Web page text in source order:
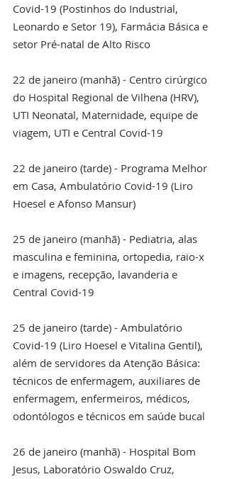
Covid-19 (Postinhos do Industrial,
Leonardo e Setor 19), Farmácia Básica e
setor Pré-natal de Alto Risco
22 de janeiro (manhã) - Centro cirúrgico
do Hospital Regional de Vilhena (HRV),
UTI Neonatal, Maternidade, equipe de
viagem, UTI e Central Covid-19
22 de janeiro (tarde) - Programa Melhor
em Casa, Ambulatório Covid-19 (Liro
Hoesel e Afonso Mansur)
25 de janeiro (manhã) - Pediatria, alas
masculina e feminina, ortopedia, raio-x
e imagens, recepção, lavanderia e
Central Covid-19
25 de janeiro (tarde) - Ambulatório
Covid-19 (Liro Hoesel e Vitalina Gentil),
além de servidores da Atenção Básica:
técnicos de enfermagem, auxiliares de
enfermagem, enfermeiros, médicos,
odontólogos e técnicos em saúde bucal
26 de janeiro (manhã) - Hospital Bom
Jesus, Laboratório Oswaldo Cruz,